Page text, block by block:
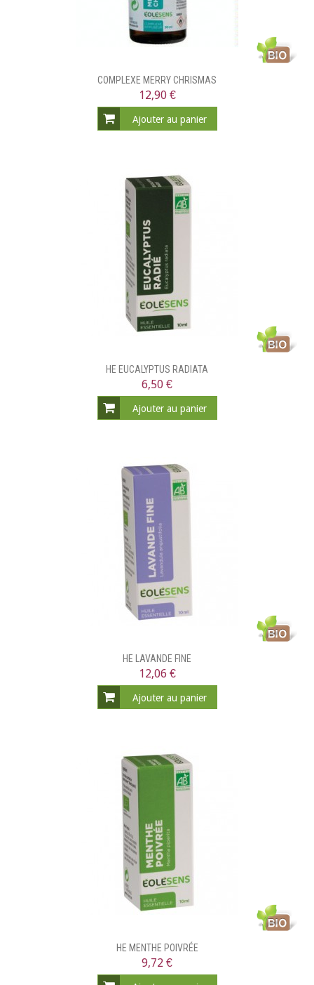
COMPLEXE MERRY CHRISMAS
12,90 €
Ajouter au panier
HE EUCALYPTUS RADIATA
6,50 €
Ajouter au panier
HE LAVANDE FINE
12,06 €
Ajouter au panier
HE MENTHE POIVRÉE
9,72 €